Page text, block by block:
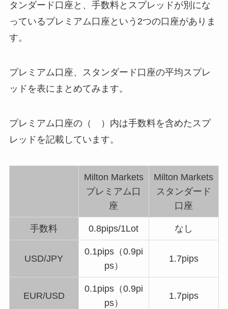
タンダード口座と、手数料とスプレッドが別にな
っているプレミアム口座という2つの口座がありま
す。
プレミアム口座、スタンダード口座の平均スプレ
ッドを表にまとめてみます。
プレミアム口座の（ ）内は手数料を含めたスプ
レッドを記載しています。
Milton Markets
プレミアム口
座
Milton Markets
スタンダード
口座
手数料 0.8pips/1Lot なし
USD/JPY
0.1pips（0.9pi
ps）
1.7pips
EUR/USD
0.1pips（0.9pi
ps）
1.7pips